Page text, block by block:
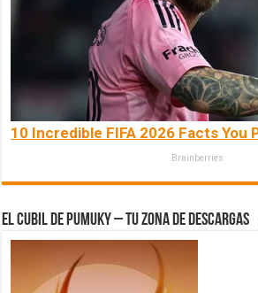
10 Incredible FIFA 2026 Facts You
Brainberries
El Cubil de Pumuky – Tu zona de Descargas